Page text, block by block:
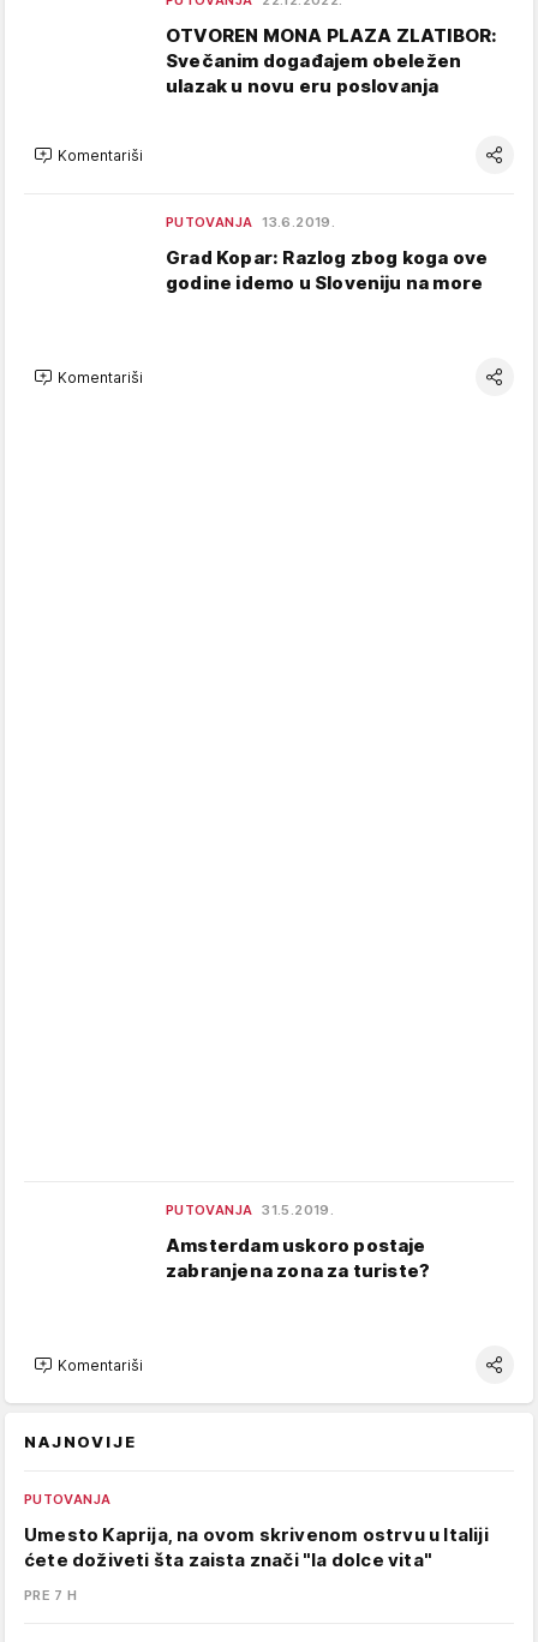
OTVOREN MONA PLAZA ZLATIBOR:
Svečanim događajem obeležen
ulazak u novu eru poslovanja
Komentariši
PUTOVANJA 13.6.2019.
Grad Kopar: Razlog zbog koga ove
godine idemo u Sloveniju na more
Komentariši
PUTOVANJA 31.5.2019.
Amsterdam uskoro postaje
zabranjena zona za turiste?
Komentariši
NAJNOVIJE
PUTOVANJA
Umesto Kaprija, na ovom skrivenom ostrvu u Italiji
ćete doživeti šta zaista znači "la dolce vita"
PRE 7 H